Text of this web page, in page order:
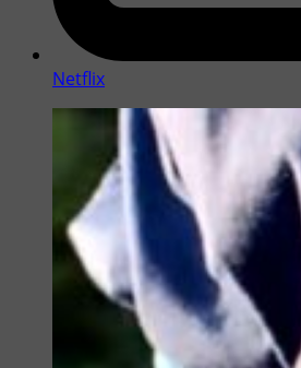
Netflix